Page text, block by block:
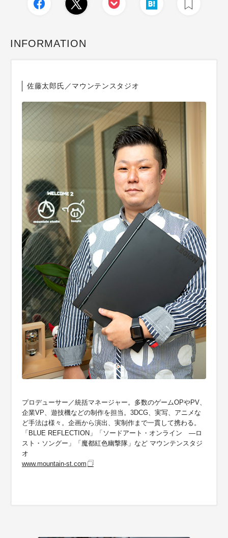
INFORMATION
佐藤太郎氏／マウンテンスタジオ
プロデューサー／統括マネージャー。多数のゲームOPやPV、
企業VP、遊技機などの制作を担当。3DCG、実写、アニメな
ど手法は様々。企画から演出、実制作まで一貫して携わる。
「BLUE REFLECTION」「ソードアート・オンライン —ロ
スト・ソングー」「魔都紅色幽撃隊」など マウンテンスタジ
オ
www.mountain-st.com